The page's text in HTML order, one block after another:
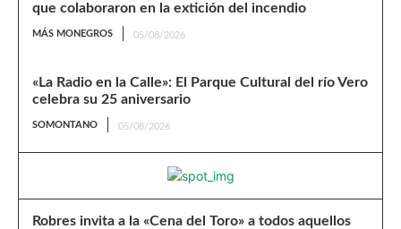
que colaboraron en la extición del incendio
MÁS MONEGROS 05/08/2026
«La Radio en la Calle»: El Parque Cultural del río Vero
celebra su 25 aniversario
SOMONTANO 05/08/2026
Robres invita a la «Cena del Toro» a todos aquellos